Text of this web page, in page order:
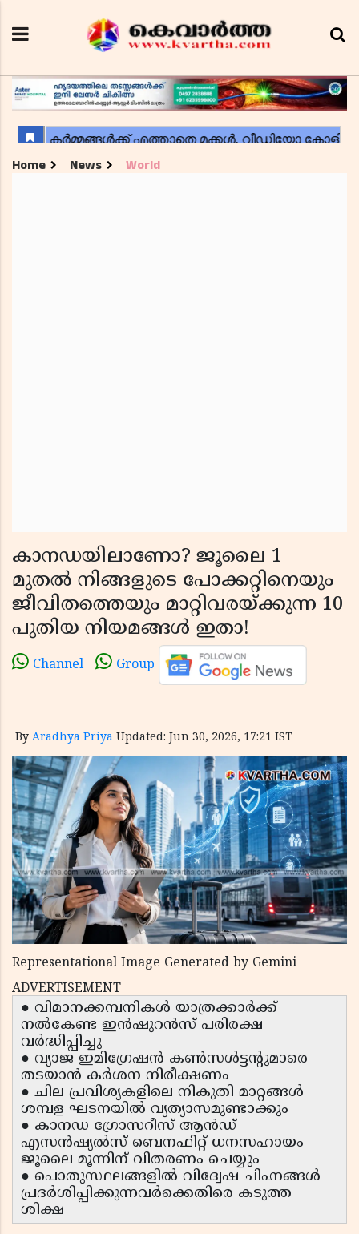
Home News World
കാനഡയിലാണോ? ജൂലൈ 1
മുതൽ നിങ്ങളുടെ പോക്കറ്റിനെയും
ജീവിതത്തെയും മാറ്റിവരയ്ക്കുന്ന 10
പുതിയ നിയമങ്ങൾ ഇതാ!
Channel Group
By Aradhya Priya Updated: Jun 30, 2026, 17:21 IST
Representational Image Generated by Gemini
ADVERTISEMENT
● വിമാനക്കമ്പനികൾ യാത്രക്കാർക്ക്
നൽകേണ്ട ഇൻഷുറൻസ് പരിരക്ഷ
വർദ്ധിപ്പിച്ചു
● വ്യാജ ഇമിഗ്രേഷൻ കൺസൾട്ടന്റുമാരെ
തടയാൻ കർശന നിരീക്ഷണം
● ചില പ്രവിശ്യകളിലെ നികുതി മാറ്റങ്ങൾ
ശമ്പള ഘടനയിൽ വ്യത്യാസമുണ്ടാക്കും
● കാനഡ ഗ്രോസറീസ് ആൻഡ്
എസൻഷ്യൽസ് ബെനഫിറ്റ് ധനസഹായം
ജൂലൈ മൂന്നിന് വിതരണം ചെയ്യും
● പൊതുസ്ഥലങ്ങളിൽ വിദ്വേഷ ചിഹ്നങ്ങൾ
പ്രദർശിപ്പിക്കുന്നവർക്കെതിരെ കടുത്ത
ശിക്ഷ